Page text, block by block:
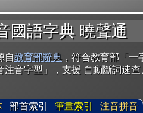
國語字典 曉聲通
自教育部辭典 ，符合教育部「
注音字型」，支援 自動斷詞速
部首索引 筆畫索引 注音拼音